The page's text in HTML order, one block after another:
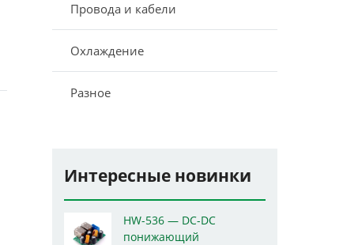
Провода и кабели
Охлаждение
Разное
Интересные новинки
HW-536 — DC-DC
понижающий